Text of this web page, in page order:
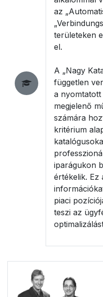
az
területeken
el.
A „Nagy
független
a
megjelenő
számára
kritérium
iparágukon
értékelik. Ez
piaci
teszi az